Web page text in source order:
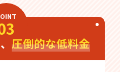
圧倒的な低料金